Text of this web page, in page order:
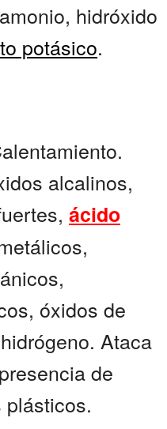
hidróxido
potásico.
alcalinos,
ácido
óxidos de
Ataca
de
plásticos.